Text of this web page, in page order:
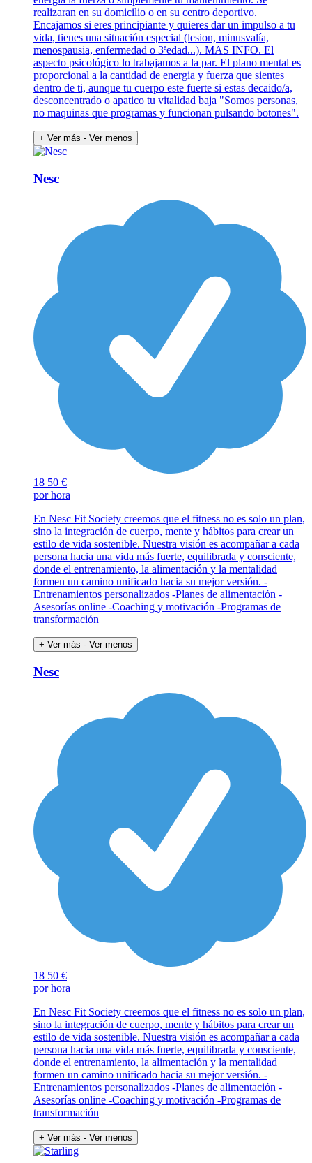
realizaran en su domicilio o en su centro deportivo.
Encajamos si eres principiante y quieres dar un impulso a tu
vida, tienes una situación especial (lesion, minusvalía,
menospausia, enfermedad o 3ªedad...). MAS INFO. El
aspecto psicológico lo trabajamos a la par. El plano mental es
proporcional a la cantidad de energia y fuerza que sientes
dentro de ti, aunque tu cuerpo este fuerte si estas decaido/a,
desconcentrado o apatico tu vitalidad baja "Somos personas,
no maquinas que programas y funcionan pulsando botones".
+ Ver más - Ver menos
Nesc
18 50 €
por hora
En Nesc Fit Society creemos que el fitness no es solo un plan,
sino la integración de cuerpo, mente y hábitos para crear un
estilo de vida sostenible. Nuestra visión es acompañar a cada
persona hacia una vida más fuerte, equilibrada y consciente,
donde el entrenamiento, la alimentación y la mentalidad
formen un camino unificado hacia su mejor versión. -
Entrenamientos personalizados -Planes de alimentación -
Asesorías online -Coaching y motivación -Programas de
transformación
+ Ver más - Ver menos
Nesc
18 50 €
por hora
En Nesc Fit Society creemos que el fitness no es solo un plan,
sino la integración de cuerpo, mente y hábitos para crear un
estilo de vida sostenible. Nuestra visión es acompañar a cada
persona hacia una vida más fuerte, equilibrada y consciente,
donde el entrenamiento, la alimentación y la mentalidad
formen un camino unificado hacia su mejor versión. -
Entrenamientos personalizados -Planes de alimentación -
Asesorías online -Coaching y motivación -Programas de
transformación
+ Ver más - Ver menos